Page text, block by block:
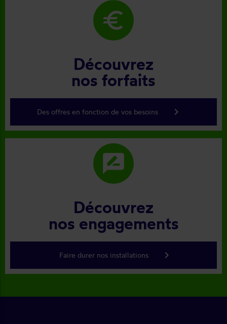
euro
Découvrez
nos forfaits
Des offres en fonction de vos besoins keyboard_arrow_right
rate_review
Découvrez
nos engagements
Faire durer nos installations keyboard_arrow_right